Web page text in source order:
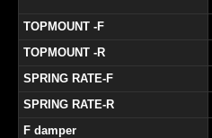
TOPMOUNT -F
TOPMOUNT -R
SPRING RATE-F
SPRING RATE-R
F damper